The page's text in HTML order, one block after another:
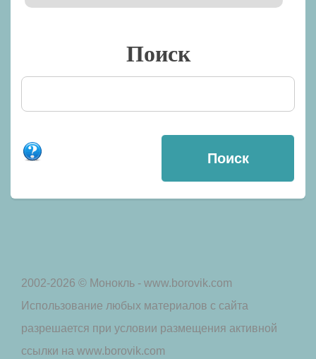
Поиск
2002-2026 © Монокль - www.borovik.com
Использование любых материалов с сайта
разрешается при условии размещения активной
ссылки на www.borovik.com